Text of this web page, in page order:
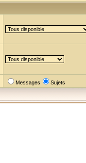
Messages Sujets